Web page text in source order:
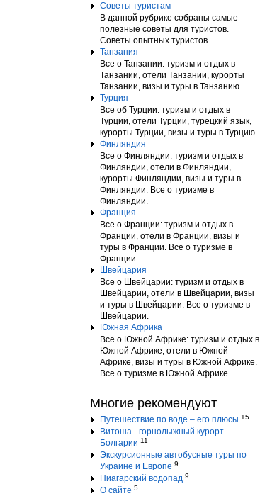
Советы туристам
В данной рубрике собраны самые
полезные советы для туристов.
Советы опытных туристов.
Танзания
Все о Танзании: туризм и отдых в
Танзании, отели Танзании, курорты
Танзании, визы и туры в Танзанию.
Турция
Все об Турции: туризм и отдых в
Турции, отели Турции, турецкий язык,
курорты Турции, визы и туры в Турцию.
Финляндия
Все о Финляндии: туризм и отдых в
Финляндии, отели в Финляндии,
курорты Финляндии, визы и туры в
Финляндии. Все о туризме в
Финляндии.
Франция
Все о Франции: туризм и отдых в
Франции, отели в Франции, визы и
туры в Франции. Все о туризме в
Франции.
Швейцария
Все о Швейцарии: туризм и отдых в
Швейцарии, отели в Швейцарии, визы
и туры в Швейцарии. Все о туризме в
Швейцарии.
Южная Африка
Все о Южной Африке: туризм и отдых в
Южной Африке, отели в Южной
Африке, визы и туры в Южной Африке.
Все о туризме в Южной Африке.
Многие рекомендуют
Путешествие по воде – его плюсы 15
Витоша - горнолыжный курорт
Болгарии 11
Экскурсионные автобусные туры по
Украине и Европе 9
Ниагарский водопад 9
О сайте 5